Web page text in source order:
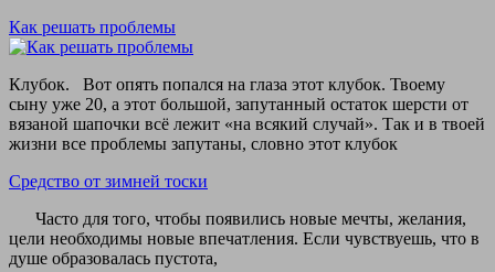
Как решать проблемы
Клубок. Вот опять попался на глаза этот клубок. Твоему
сыну уже 20, а этот большой, запутанный остаток шерсти от
вязаной шапочки всё лежит «на всякий случай». Так и в твоей
жизни все проблемы запутаны, словно этот клубок
Средство от зимней тоски
Часто для того, чтобы появились новые мечты, желания,
цели необходимы новые впечатления. Если чувствуешь, что в
душе образовалась пустота,